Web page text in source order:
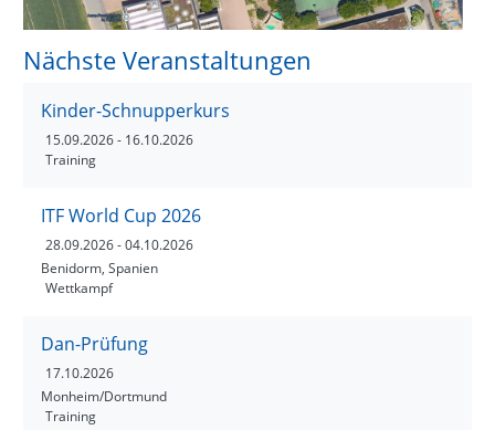
Nächste Veranstaltungen
Kinder-Schnupperkurs
15.09.2026- 16.10.2026
Training
ITF World Cup 2026
28.09.2026- 04.10.2026
Benidorm, Spanien
Wettkampf
Dan-Prüfung
17.10.2026
Monheim/Dortmund
Training